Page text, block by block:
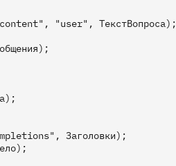
"user", ТекстВопроса);
Заголовки);